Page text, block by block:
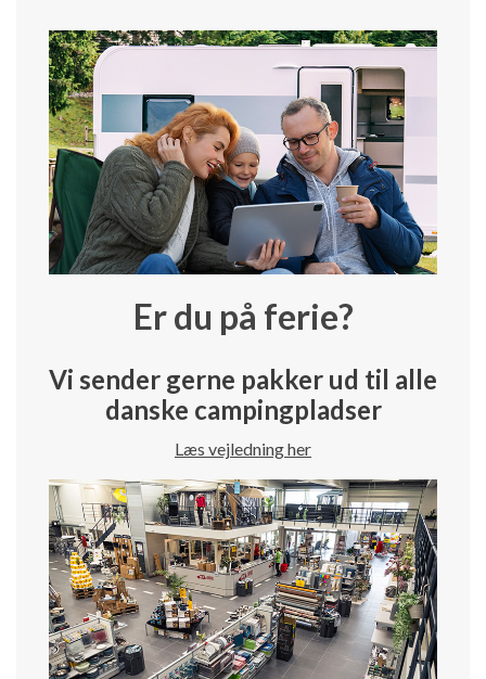
Er du på ferie?
Vi sender gerne pakker ud til alle
danske campingpladser
Læs vejledning her